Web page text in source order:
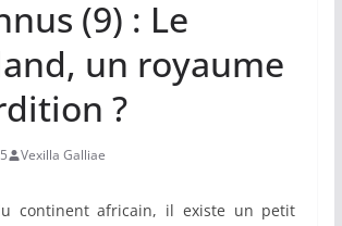
(9) : Le
un royaume
?
Vexilla Galliae
continent africain, il existe un petit